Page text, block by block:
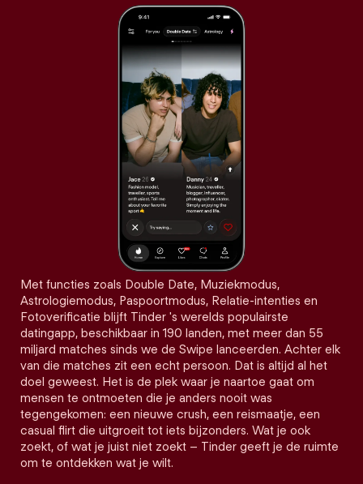
Met functies zoals Double Date, Muziekmodus,
Astrologiemodus, Paspoortmodus, Relatie-intenties en
Fotoverificatie blijft Tinder 's werelds populairste
datingapp, beschikbaar in 190 landen, met meer dan 55
miljard matches sinds we de Swipe lanceerden. Achter elk
van die matches zit een echt persoon. Dat is altijd al het
doel geweest. Het is de plek waar je naartoe gaat om
mensen te ontmoeten die je anders nooit was
tegengekomen: een nieuwe crush, een reismaatje, een
casual flirt die uitgroeit tot iets bijzonders. Wat je ook
zoekt, of wat je juist niet zoekt – Tinder geeft je de ruimte
om te ontdekken wat je wilt.